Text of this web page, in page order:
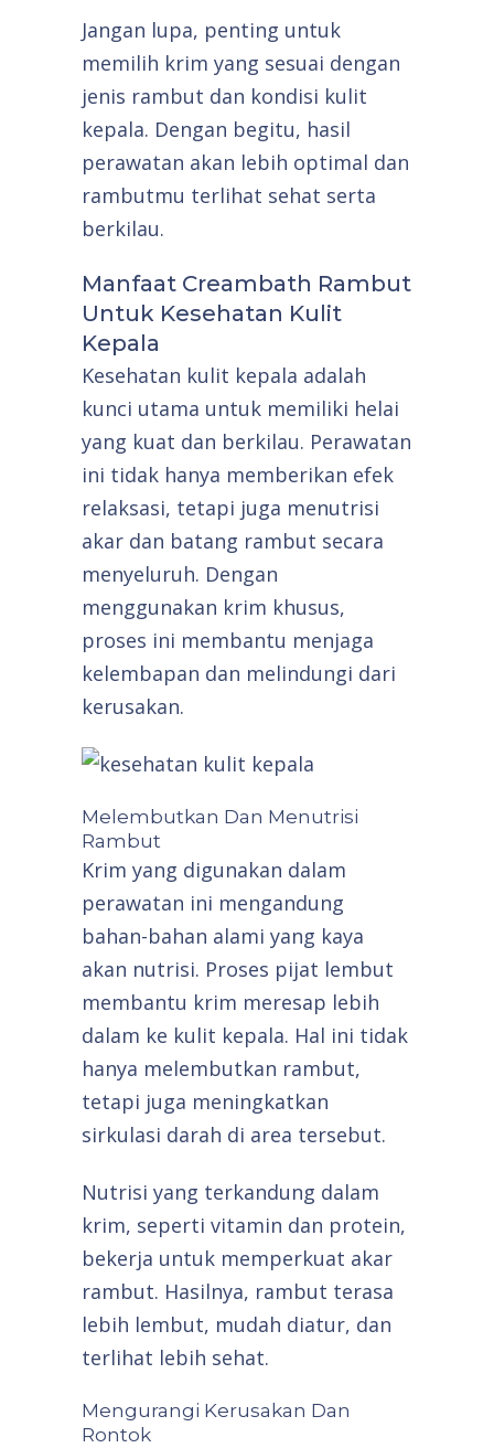
Jangan lupa, penting untuk
memilih krim yang sesuai dengan
jenis rambut dan kondisi kulit
kepala. Dengan begitu, hasil
perawatan akan lebih optimal dan
rambutmu terlihat sehat serta
berkilau.
Manfaat Creambath Rambut
Untuk Kesehatan Kulit
Kepala
Kesehatan kulit kepala adalah
kunci utama untuk memiliki helai
yang kuat dan berkilau. Perawatan
ini tidak hanya memberikan efek
relaksasi, tetapi juga menutrisi
akar dan batang rambut secara
menyeluruh. Dengan
menggunakan krim khusus,
proses ini membantu menjaga
kelembapan dan melindungi dari
kerusakan.
Melembutkan Dan Menutrisi
Rambut
Krim yang digunakan dalam
perawatan ini mengandung
bahan-bahan alami yang kaya
akan nutrisi. Proses pijat lembut
membantu krim meresap lebih
dalam ke kulit kepala. Hal ini tidak
hanya melembutkan rambut,
tetapi juga meningkatkan
sirkulasi darah di area tersebut.
Nutrisi yang terkandung dalam
krim, seperti vitamin dan protein,
bekerja untuk memperkuat akar
rambut. Hasilnya, rambut terasa
lebih lembut, mudah diatur, dan
terlihat lebih sehat.
Mengurangi Kerusakan Dan
Rontok